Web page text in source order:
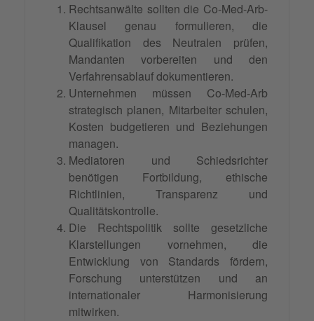
Rechtsanwälte sollten die Co-Med-Arb-
Klausel genau formulieren, die
Qualifikation des Neutralen prüfen,
Mandanten vorbereiten und den
Verfahrensablauf dokumentieren.
Unternehmen müssen Co-Med-Arb
strategisch planen, Mitarbeiter schulen,
Kosten budgetieren und Beziehungen
managen.
Mediatoren und Schiedsrichter
benötigen Fortbildung, ethische
Richtlinien, Transparenz und
Qualitätskontrolle.
Die Rechtspolitik sollte gesetzliche
Klarstellungen vornehmen, die
Entwicklung von Standards fördern,
Forschung unterstützen und an
internationaler Harmonisierung
mitwirken.